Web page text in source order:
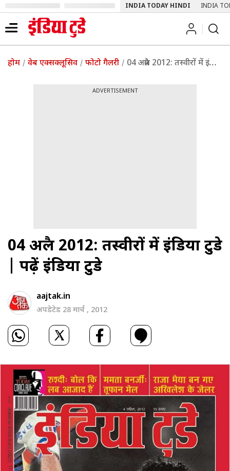
INDIA TODAY HINDI INDIA
होम वेब एक्सक्लूसिव फोटो गैलरी 04 अप्रैल 2012: तस्‍वीरों में इंडिया टुडे | पढ़ें इंडिया टुडे
ADVERTISEMENT
04 अप्रैल 2012: तस्‍वीरों में इंडिया टुडे
पढ़ें इंडिया टुडे
aajtak.in
अपडेटेड 28 मार्च , 2012